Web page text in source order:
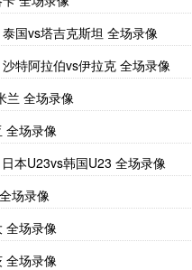
国vs塔吉克斯坦 全场录像
特阿拉伯vs伊拉克 全场录像
兰 全场录像
全场录像
本U23vs韩国U23 全场录像
场录像
全场录像
全场录像